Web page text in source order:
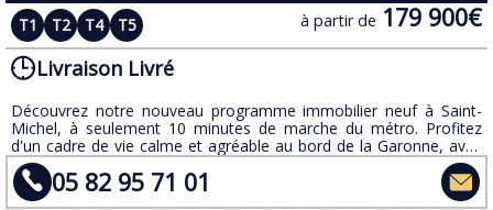
T1 T2 T4 T5 à partir de 179 900€
Livraison Livré
Découvrez notre nouveau programme immobilier neuf à Saint-
Michel, à seulement 10 minutes de marche du métro. Profitez
d'un cadre de vie calme et agréable au bord de la Garonne, avec
des logements de qualité allant du studio au T5. Parking sous-sol,
espaces verts, cuisine équipée, chauffage performant et
conformité RE2020.
05 82 95 71 01